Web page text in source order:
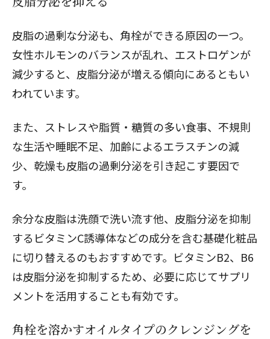
皮脂の過剰な分泌も、角栓ができる原因の一つ。
女性ホルモンのバランスが乱れ、エストロゲンが
減少すると、皮脂分泌が増える傾向にあるともい
われています。
また、ストレスや脂質・糖質の多い食事、不規則
な生活や睡眠不足、加齢によるエラスチンの減
少、乾燥も皮脂の過剰分泌を引き起こす要因で
す。
余分な皮脂は洗顔で洗い流す他、皮脂分泌を抑制
するビタミンC誘導体などの成分を含む基礎化粧品
に切り替えるのもおすすめです。ビタミンB2、B6
は皮脂分泌を抑制するため、必要に応じてサプリ
メントを活用することも有効です。
角栓を溶かすオイルタイプのクレンジングを